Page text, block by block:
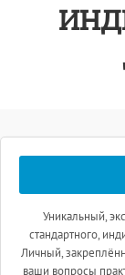
Уникальный,
стандартного,
Личный,
ваши вопросы